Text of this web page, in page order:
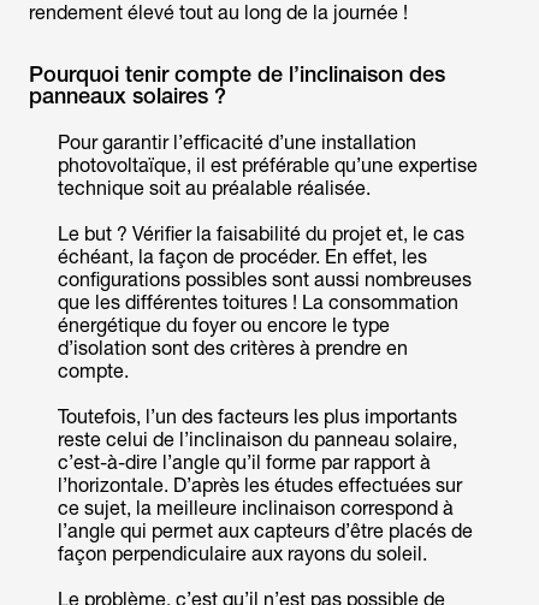
rendement élevé tout au long de la journée !
Pourquoi tenir compte de l’inclinaison des
panneaux solaires ?
Pour garantir l’efficacité d’une installation
photovoltaïque, il est préférable qu’une expertise
technique soit au préalable réalisée.
Le but ? Vérifier la faisabilité du projet et, le cas
échéant, la façon de procéder. En effet, les
configurations possibles sont aussi nombreuses
que les différentes toitures ! La consommation
énergétique du foyer ou encore le type
d’isolation sont des critères à prendre en
compte.
Toutefois, l’un des facteurs les plus importants
reste celui de l’inclinaison du panneau solaire,
c’est-à-dire l’angle qu’il forme par rapport à
l’horizontale. D’après les études effectuées sur
ce sujet, la meilleure inclinaison correspond à
l’angle qui permet aux capteurs d’être placés de
façon perpendiculaire aux rayons du soleil.
Le problème, c’est qu’il n’est pas possible de